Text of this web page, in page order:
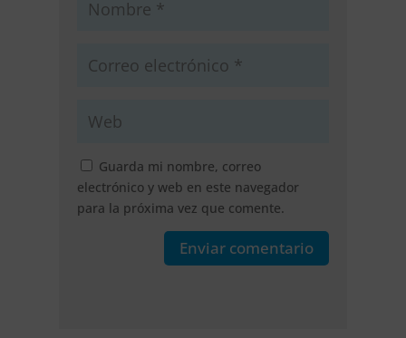
Guarda mi nombre, correo
electrónico y web en este navegador
para la próxima vez que comente.
Enviar comentario